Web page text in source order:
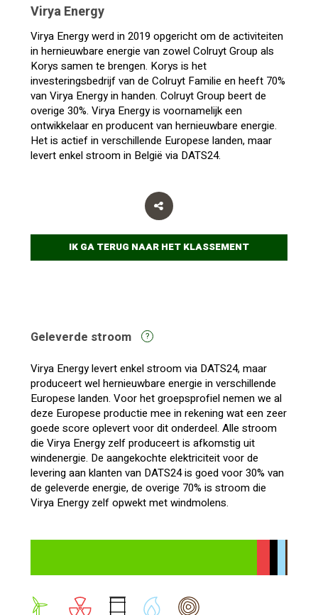
Virya Energy
Virya Energy werd in 2019 opgericht om de activiteiten
in hernieuwbare energie van zowel Colruyt Group als
Korys samen te brengen. Korys is het
investeringsbedrijf van de Colruyt Familie en heeft 70%
van Virya Energy in handen. Colruyt Group beert de
overige 30%. Virya Energy is voornamelijk een
ontwikkelaar en producent van hernieuwbare energie.
Het is actief in verschillende Europese landen, maar
levert enkel stroom in België via DATS24.
IK GA TERUG NAAR HET KLASSEMENT
Geleverde stroom ?
Virya Energy levert enkel stroom via DATS24, maar
produceert wel hernieuwbare energie in verschillende
Europese landen. Voor het groepsprofiel nemen we al
deze Europese productie mee in rekening wat een zeer
goede score oplevert voor dit onderdeel. Alle stroom
die Virya Energy zelf produceert is afkomstig uit
windenergie. De aangekochte elektriciteit voor de
levering aan klanten van DATS24 is goed voor 30% van
de geleverde energie, de overige 70% is stroom die
Virya Energy zelf opwekt met windmolens.